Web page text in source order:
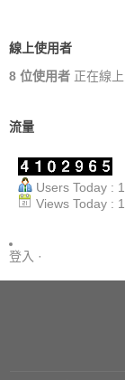
線上使用者
8 位使用者 正在線上
流量
Users Today :
Views Today :
登入 ·